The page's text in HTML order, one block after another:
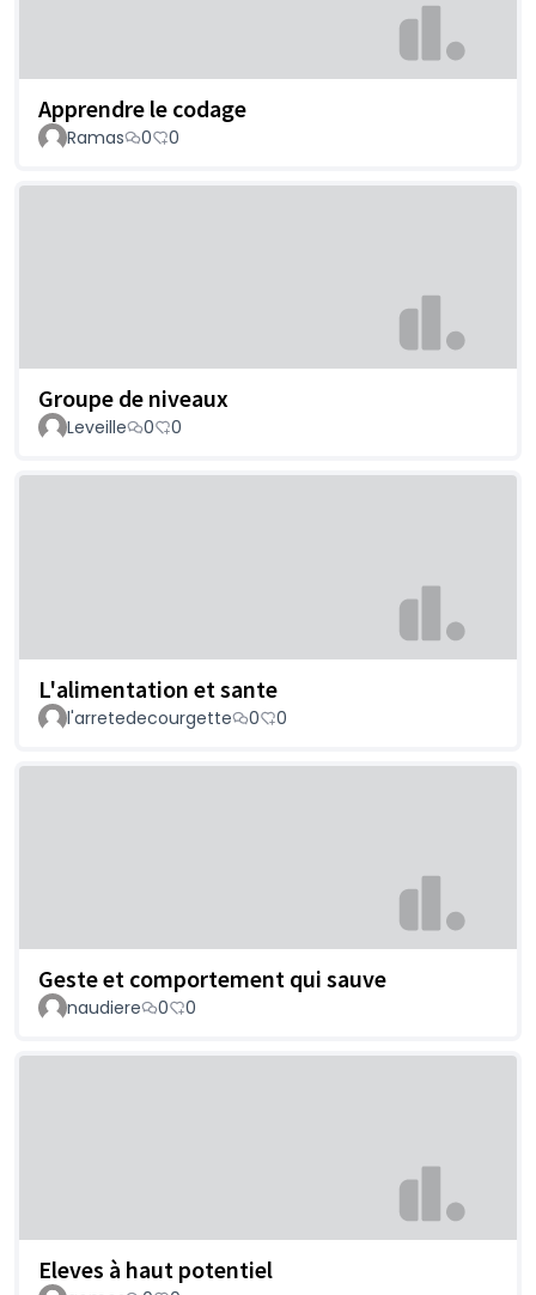
Apprendre le codage
Ramas 0 0
Groupe de niveaux
Leveille 0 0
L'alimentation et sante
l'arretedecourgette 0 0
Geste et comportement qui sauve
naudiere 0 0
Eleves à haut potentiel